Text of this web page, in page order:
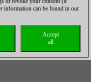
information can be found in our
Accept
all